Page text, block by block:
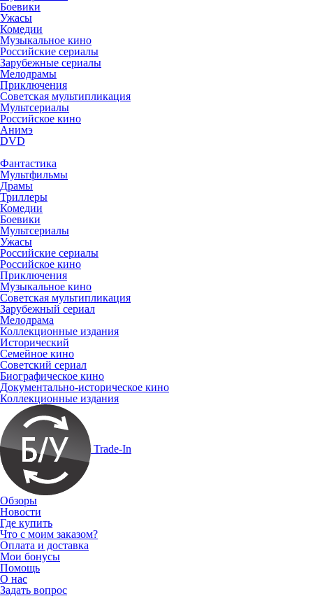
Боевики
Ужасы
Комедии
Музыкальное кино
Российские сериалы
Зарубежные сериалы
Мелодрамы
Приключения
Советская мультипликация
Мультсериалы
Российское кино
Анимэ
DVD
Фантастика
Мультфильмы
Драмы
Триллеры
Комедии
Боевики
Мультсериалы
Ужасы
Российские сериалы
Российское кино
Приключения
Музыкальное кино
Советская мультипликация
Зарубежный сериал
Мелодрама
Коллекционные издания
Исторический
Семейное кино
Советский сериал
Биографическое кино
Документально-историческое кино
Коллекционные издания
Trade-In
Обзоры
Новости
Где купить
Что с моим заказом?
Оплата и доставка
Мои бонусы
Помощь
О нас
Задать вопрос